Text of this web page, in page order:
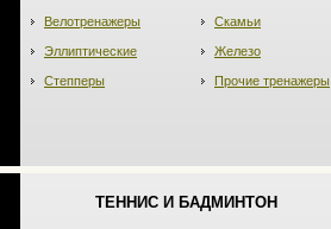
Велотренажеры
Эллиптические
Степперы
Скамьи
Железо
Прочие тренажеры
ТЕННИС И БАДМИНТОН